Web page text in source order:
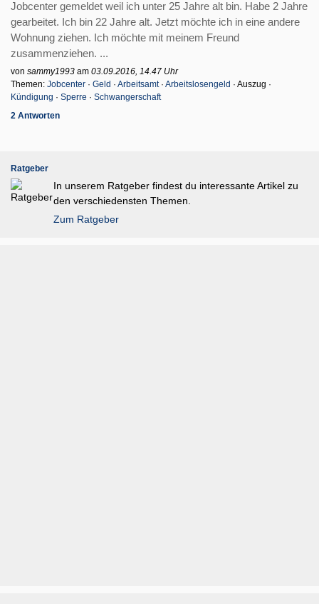
Jobcenter gemeldet weil ich unter 25 Jahre alt bin. Habe 2 Jahre
gearbeitet. Ich bin 22 Jahre alt. Jetzt möchte ich in eine andere
Wohnung ziehen. Ich möchte mit meinem Freund
zusammenziehen. ...
von sammy1993 am 03.09.2016, 14.47 Uhr
Themen: Jobcenter · Geld · Arbeitsamt· Arbeitslosengeld · Auszug ·
Kündigung · Sperre · Schwangerschaft
2 Antworten
Ratgeber
In unserem Ratgeber findest du interessante Artikel zu
den verschiedensten Themen.
Zum Ratgeber